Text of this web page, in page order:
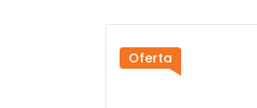
Oferta